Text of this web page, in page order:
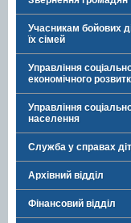
Учасникам бойових
їх сімей
Управління
економічного
Управління
населення
Служба у справах
Архівний відділ
Фінансовий відділ